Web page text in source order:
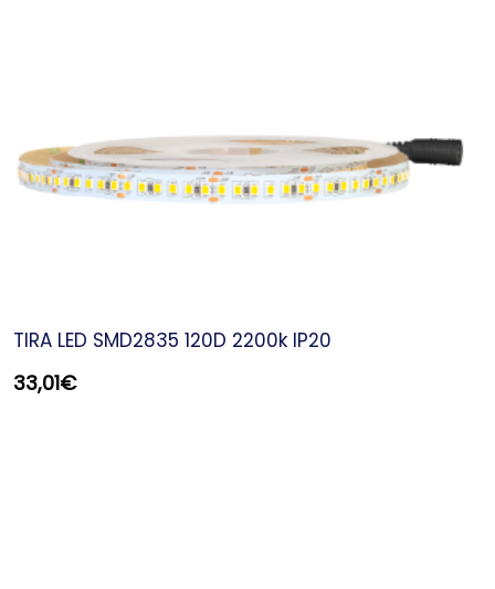
TIRA LED SMD2835 120D 2200k IP20
33,01€